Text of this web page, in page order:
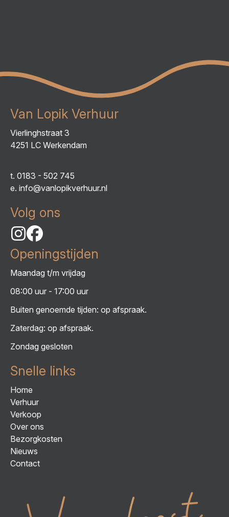
Van Lopik Verhuur
Vierlinghstraat 3
4251 LC Werkendam
t. 0183 - 502 745
e. info@vanlopikverhuur.nl
Volg ons
Openingstijden
Maandag t/m vrijdag
08:00 uur - 17:00 uur
Buiten genoemde tijden: op afspraak.
Zaterdag: op afspraak.
Zondag gesloten
Snelle links
Home
Verhuur
Verkoop
Over ons
Bezorgkosten
Nieuws
Contact